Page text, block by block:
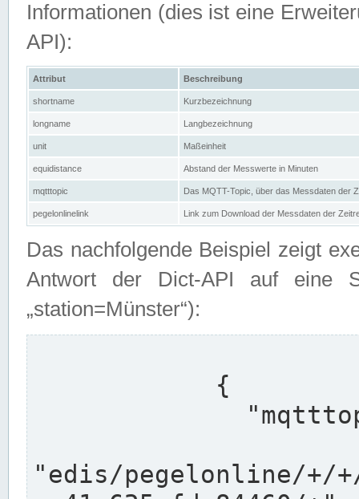
Informationen (dies ist eine
API):
Attribut Beschreibung
shortname Kurzbezeichnung
longname Langbezeichnung
unit Maßeinheit
equidistance Abstand der Messwerte in Minuten
mqtttopic Das MQTT-Topic, über das Messdaten der
pegelonlinelink Link zum Download der Messdaten der
Das nachfolgende Beispiel zeigt
Antwort der Dict-API auf eine
„station=Münster“):
"edis/pegelonline/+/